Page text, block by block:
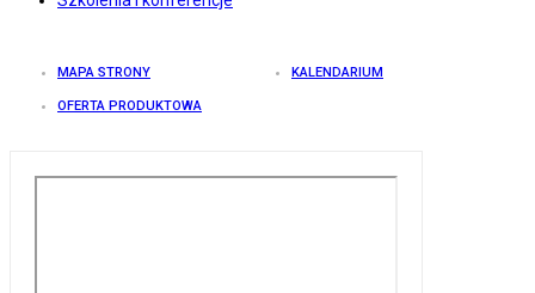
MAPA STRONY KALENDARIUM
OFERTA PRODUKTOWA